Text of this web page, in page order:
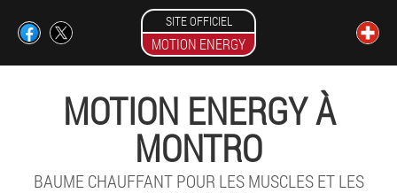
SITE OFFICIEL
MOTION ENERGY
MOTION ENERGY À
MONTRO
BAUME CHAUFFANT POUR LES MUSCLES ET LES